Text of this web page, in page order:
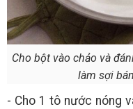
Cho bột vào chảo và
làm sợi
- Cho 1 tô nước nóng